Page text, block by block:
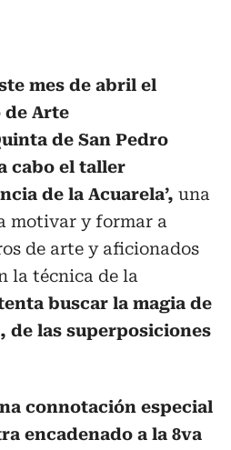
mes de abril el
de Arte
de San Pedro
cabo el taller
de la Acuarela’, una
motivar y formar a
de arte y aficionados
la técnica de la
buscar la magia de
de las superposiciones
connotación especial
encadenado a la 8va